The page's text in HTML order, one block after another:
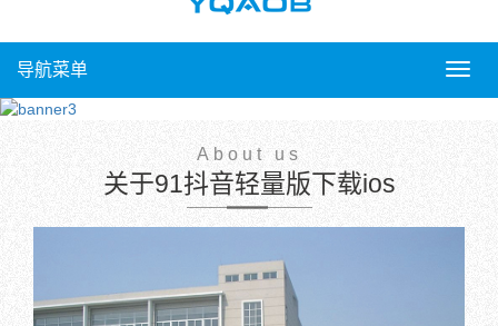
导
导航菜单
About us
关于91抖音轻量版下载ios